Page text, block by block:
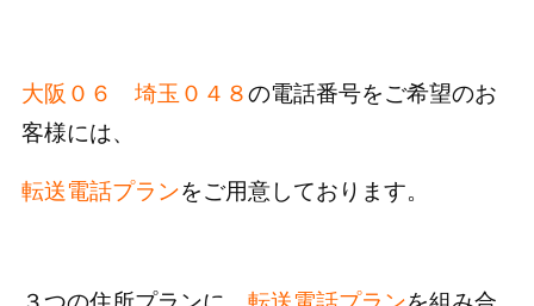
大阪０６ 埼玉０４８の電話番号をご希望のお
客様には、
転送電話プランをご用意しております。